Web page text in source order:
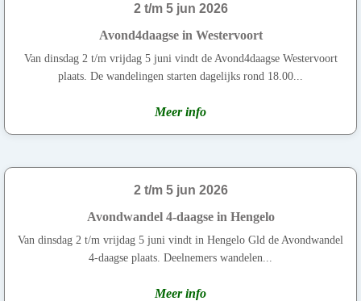
2 t/m 5 jun 2026
Avond4daagse in Westervoort
Van dinsdag 2 t/m vrijdag 5 juni vindt de Avond4daagse Westervoort
plaats. De wandelingen starten dagelijks rond 18.00...
Meer info
2 t/m 5 jun 2026
Avondwandel 4-daagse in Hengelo
Van dinsdag 2 t/m vrijdag 5 juni vindt in Hengelo Gld de Avondwandel
4-daagse plaats. Deelnemers wandelen...
Meer info